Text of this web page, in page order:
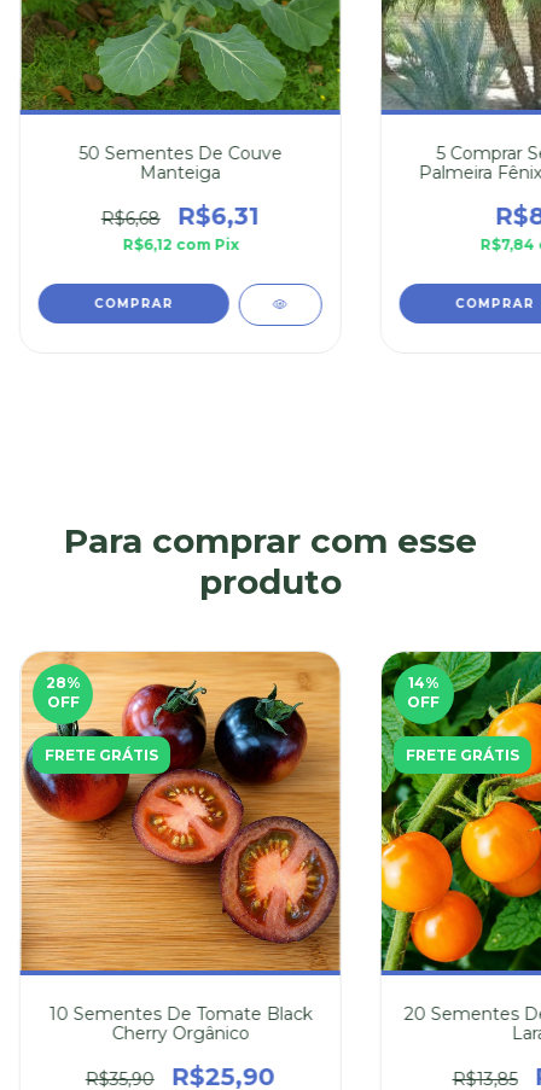
50 Sementes De Couve
Manteiga
R$6,68 R$6,31
R$6,12 com Pix
5 Comprar
Palmeira
R$7,84
Para comprar com esse
produto
28%
OFF
FRETE GRÁTIS
10 Sementes De Tomate Black
Cherry Orgânico
R$35,90 R$25,90
14%
OFF
FRETE GRÁTIS
20 Sementes
R$13,85